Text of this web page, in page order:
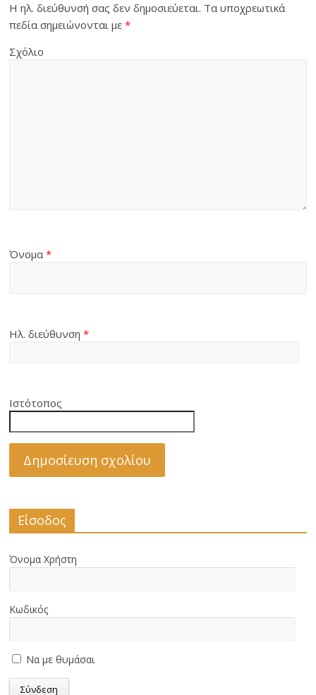
Η ηλ. διεύθυνσή σας δεν δημοσιεύεται. Τα υποχρεωτικά
πεδία σημειώνονται με*
Σχόλιο
Όνομα*
Ηλ. διεύθυνση*
Ιστότοπος
Είσοδος
Όνομα Χρήστη
Κωδικός
Να με θυμάσαι